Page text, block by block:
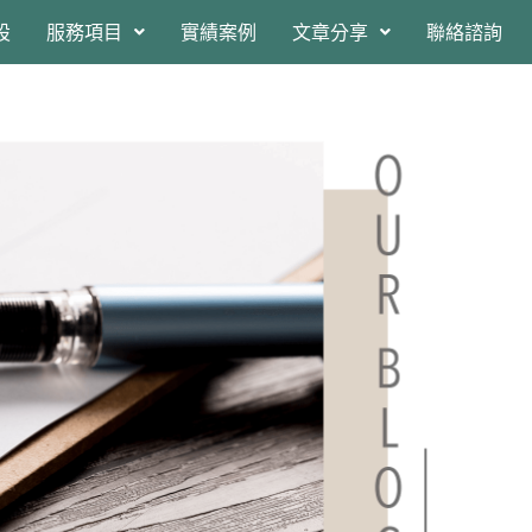
服務項目 實績案例 文章分享 聯絡諮詢